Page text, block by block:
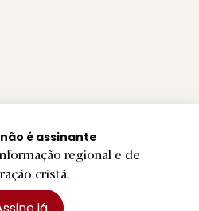
é assinante
regional e de
cristã.